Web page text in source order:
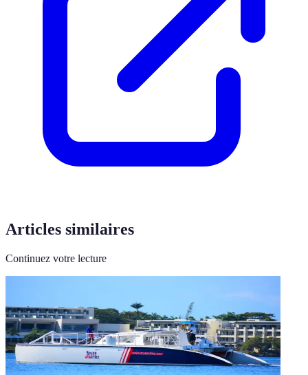
Articles similaires
Continuez votre lecture